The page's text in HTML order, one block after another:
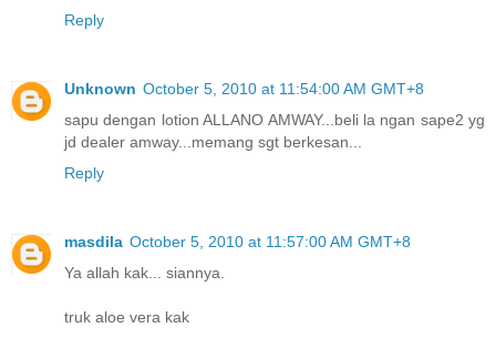
Reply
Unknown October 5, 2010 at 11:54:00 AM GMT+8
sapu dengan lotion ALLANO AMWAY...beli la ngan sape2 yg
jd dealer amway...memang sgt berkesan...
Reply
masdila October 5, 2010 at 11:57:00 AM GMT+8
Ya allah kak... siannya.
truk aloe vera kak